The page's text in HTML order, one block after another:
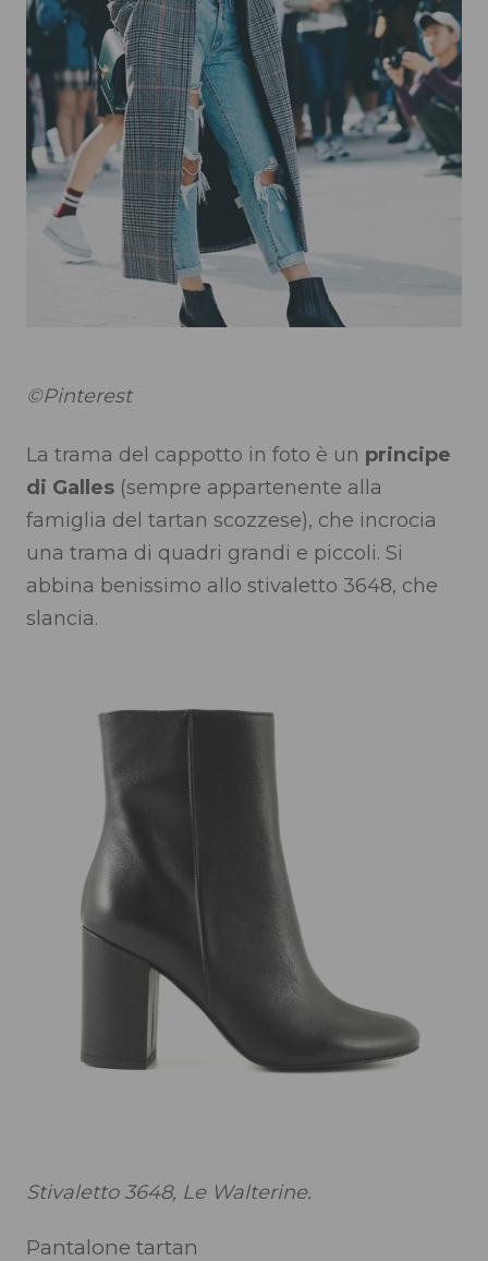
©Pinterest
La trama del cappotto in foto è un principe
di Galles (sempre appartenente alla
famiglia del tartan scozzese), che incrocia
una trama di quadri grandi e piccoli. Si
abbina benissimo allo stivaletto 3648, che
slancia.
Stivaletto 3648, Le Walterine.
Pantalone tartan